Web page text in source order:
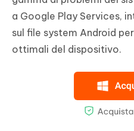
a Google Play Services,
sul file system Android
ottimali del dispositivo.